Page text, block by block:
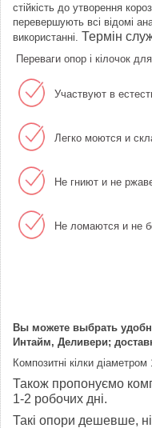
стійкість до утворення
перевершують всі відомі
використанні. Термін
Переваги опор і кілочок
Участвуют в
Легко моются и
Не гниют и не
Не ломаются и не
Вы можете выбрать
Интайм, Деливери;
Композитні кілки
Також пропонуємо
1-2 робочих дні.
Такі опори дешевше,